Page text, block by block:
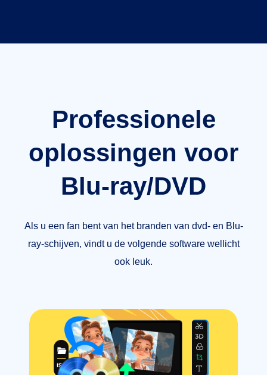
Professionele
oplossingen voor
Blu-ray/DVD
Als u een fan bent van het branden van dvd- en Blu-
ray-schijven, vindt u de volgende software wellicht
ook leuk.